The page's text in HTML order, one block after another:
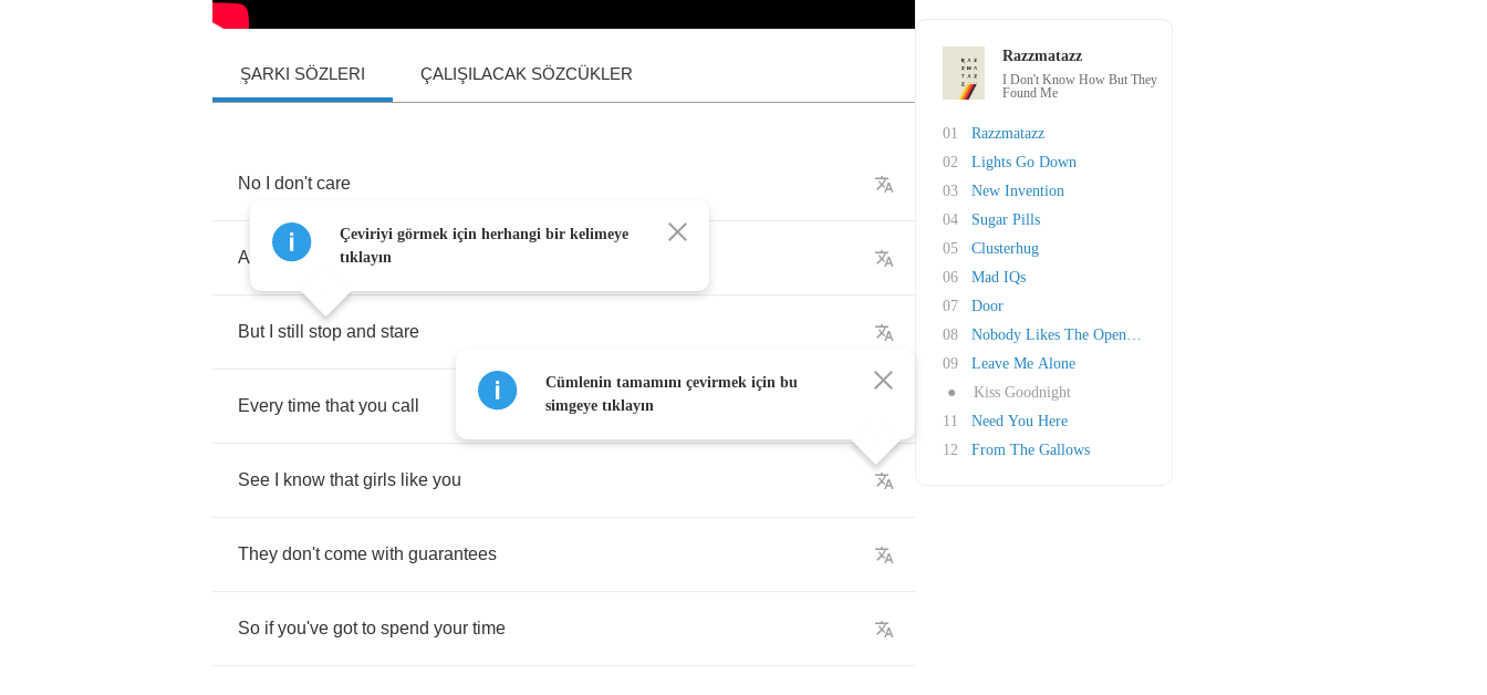
ŞARKI SÖZLERI ÇALIŞILACAK SÖZCÜKLER
No don't care
About anything at all
But still stop and stare
Every time that you call
See know that girls like you
They don't come with guarantees
So if you've got to spend your time
Çeviriyi görmek için herhangi bir kelimeye
tıklayın
Cümlenin tamamını çevirmek için bu
simgeye tıklayın
Razzmatazz
I Don't Know How But They
Found Me
01
Razzmatazz
02
Lights Go Down
03
New Invention
04
Sugar Pills
05
Clusterhug
06
Mad IQs
07
Door
08
Nobody Likes The Opening Band
09
Leave Me Alone
●
Kiss Goodnight
11
Need You Here
12
From The Gallows